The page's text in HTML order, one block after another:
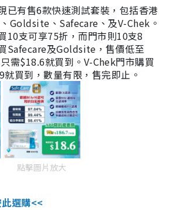
已有售6款快速測試套裝，包括香港
Goldsite、Safecare、及V-Chek。
10支可享75折，而門市則10支8
Safecare及Goldsite，售價低至
需$18.6就買到。V-Chek門市購買
買到，數量有限，售完即止。
點擊圖片放大
選購<<